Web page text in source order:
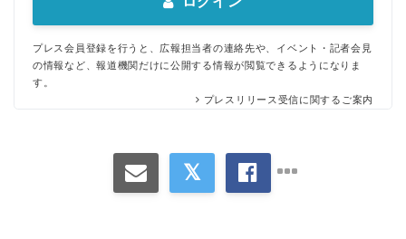
プレス会員登録を行うと、広報担当者の連絡先や、イベント・記者会見
の情報など、報道機関だけに公開する情報が閲覧できるようになりま
す。
プレスリリース受信に関するご案内